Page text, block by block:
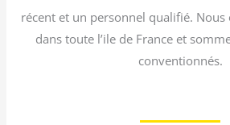
récent et un personnel qualifié.
dans toute l’ile de France et
conventionnés.